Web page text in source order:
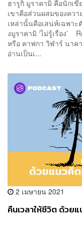
ฮารูกิ มูราคามิ คือนักเ
เขาคือส่วนผสมของคว
เหล่านั้นคือเสน่ห์เฉพา
งมูราคามิ ‘ไม่รู้เรื่อง’
หรือ คาฟกา วิฬาร​์ นา
อ่านเป็นเ...
2 เมษายน 2021
คืนเวลาให้ชีวิต ด้วย